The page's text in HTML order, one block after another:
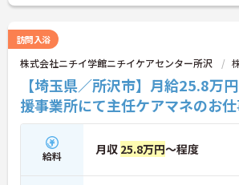
訪問入浴
株式会社ニチイ学館ニチイケアセンター所沢
【埼玉県／所沢市】月給25.8万
援事業所にて主任ケアマネのお
給料 月収 25.8万円～程度